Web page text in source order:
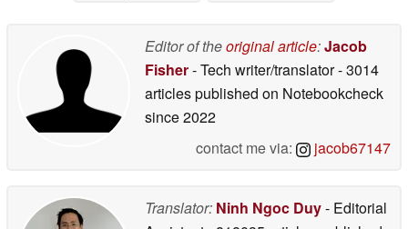
Editor of theoriginal article:Jacob
Fisher- Tech writer/translator- 3014
articles published on Notebookcheck
since 2022
contact me via:
jacob67147
Translator: Ninh Ngoc Duy- Editorial